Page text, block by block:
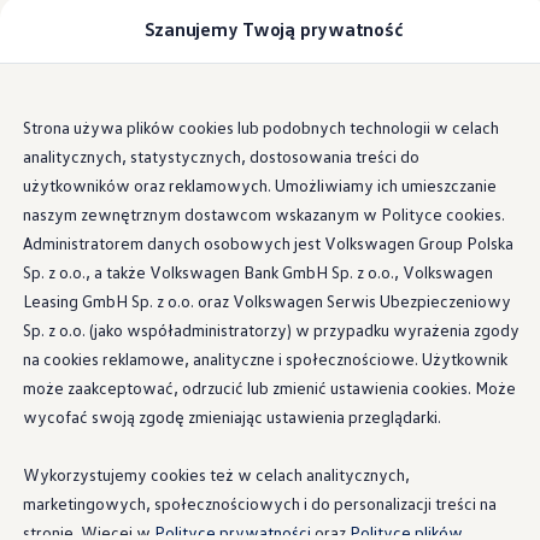
Szanujemy Twoją prywatność
Strona używa plików cookies lub podobnych technologii w celach
analitycznych, statystycznych, dostosowania treści do
użytkowników oraz reklamowych. Umożliwiamy ich umieszczanie
naszym zewnętrznym dostawcom wskazanym w Polityce cookies.
Administratorem danych osobowych jest Volkswagen Group Polska
Sp. z o.o., a także Volkswagen Bank GmbH Sp. z o.o., Volkswagen
Leasing GmbH Sp. z o.o. oraz Volkswagen Serwis Ubezpieczeniowy
Sp. z o.o. (jako współadministratorzy) w przypadku wyrażenia zgody
na cookies reklamowe, analityczne i społecznościowe. Użytkownik
może zaakceptować, odrzucić lub zmienić ustawienia cookies. Może
wycofać swoją zgodę zmieniając ustawienia przeglądarki.
Wykorzystujemy cookies też w celach analitycznych,
marketingowych, społecznościowych i do personalizacji treści na
stronie. Więcej w Polityce prywatności oraz Polityce plików
głównej
zawartości
do
stopki
Modele i konfigurator
Dla firm zabudowujących
Porównywarka modeli
Certyfikowane używane
Sprawdź wymiary modeli
Volkswagen Samochody Osobowe
Zabudowy
Nowy e-Transporter Skrzyniowy
Transporter T7 Kombi
Nowy Transporter Skrzyniowy
Wszystkie modele
Katalog modeli California
Auta dostępne od ręki
Cenniki
Szybka konfiguracja
Zakup, finansowanie i ubezpieczenia
Leasing i kredyt samochodowy -
Kredyt na samochód - finansowanie dla
Kalkulator finansowy
Słownik pojęć
Dane techniczne
Amarok
Dane techniczne
Poznaj szczegółowe dane techniczne oraz pełne
wymiary zewnętrzne i wewnętrzne modeluAmarok
zostały wyszczególnione w tabelach. Przewiń w dół,
aby dowiedzieć się więcej o konkretnych wymiarach i